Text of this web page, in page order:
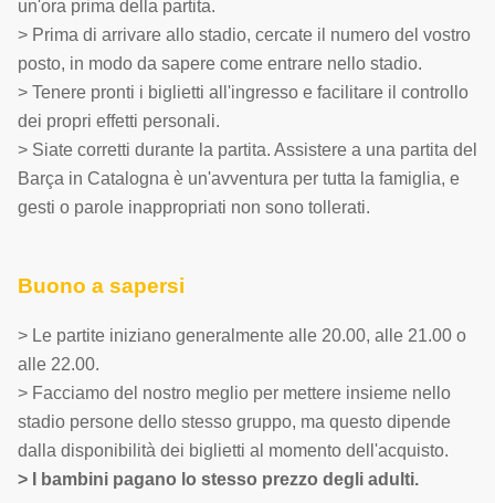
un'ora prima della partita.
> Prima di arrivare allo stadio, cercate il numero del vostro
posto, in modo da sapere come entrare nello stadio.
> Tenere pronti i biglietti all'ingresso e facilitare il controllo
dei propri effetti personali.
> Siate corretti durante la partita. Assistere a una partita del
Barça in Catalogna è un'avventura per tutta la famiglia, e
gesti o parole inappropriati non sono tollerati.
Buono a sapersi
> Le partite iniziano generalmente alle 20.00, alle 21.00 o
alle 22.00.
> Facciamo del nostro meglio per mettere insieme nello
stadio persone dello stesso gruppo, ma questo dipende
dalla disponibilità dei biglietti al momento dell'acquisto.
> I bambini pagano lo stesso prezzo degli adulti.